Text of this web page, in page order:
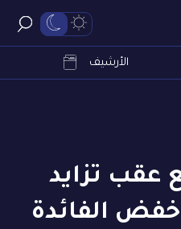
الأرشيف
عقب تزايد
خفض الفائدة